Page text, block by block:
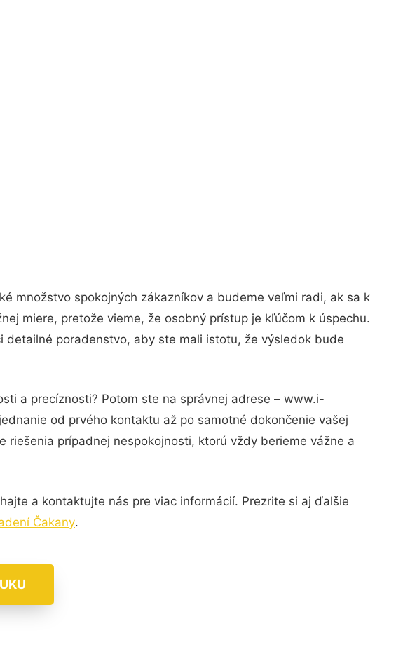
množstvo spokojných zákazníkov a budeme veľmi radi, ak sa k
miere, pretože vieme, že osobný prístup je kľúčom k úspechu.
detailné poradenstvo, aby ste mali istotu, že výsledok bude
a precíznosti? Potom ste na správnej adrese – www.i-
od prvého kontaktu až po samotné dokončenie vašej
riešenia prípadnej nespokojnosti, ktorú vždy berieme vážne a
a kontaktujte nás pre viac informácií. Prezrite si aj ďalšie
Čakany.